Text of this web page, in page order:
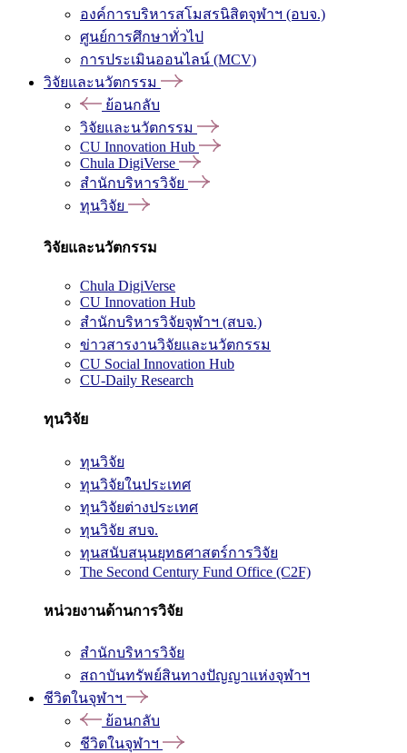
องค์การบริหารสโมสรนิสิตจุฬาฯ (อบจ.)
ศูนย์การศึกษาทั่วไป
การประเมินออนไลน์ (MCV)
วิจัยและนวัตกรรม
ย้อนกลับ
วิจัยและนวัตกรรม
CU Innovation Hub
Chula DigiVerse
สำนักบริหารวิจัย
ทุนวิจัย
วิจัยและนวัตกรรม
Chula DigiVerse
CU Innovation Hub
สำนักบริหารวิจัยจุฬาฯ (สบจ.)
ข่าวสารงานวิจัยและนวัตกรรม
CU Social Innovation Hub
CU-Daily Research
ทุนวิจัย
ทุนวิจัย
ทุนวิจัยในประเทศ
ทุนวิจัยต่างประเทศ
ทุนวิจัย สบจ.
ทุนสนับสนุนยุทธศาสตร์การวิจัย
The Second Century Fund Office (C2F)
หน่วยงานด้านการวิจัย
สำนักบริหารวิจัย
สถาบันทรัพย์สินทางปัญญาแห่งจุฬาฯ
ชีวิตในจุฬาฯ
ย้อนกลับ
ชีวิตในจุฬาฯ